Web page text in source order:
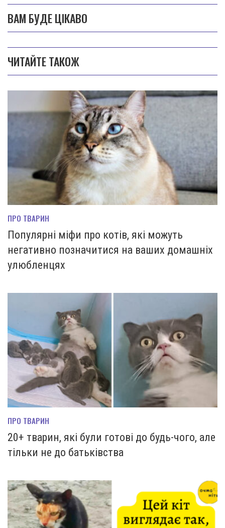
ВАМ БУДЕ ЦІКАВО
ЧИТАЙТЕ ТАКОЖ
ПРО ТВАРИН
Популярні міфи про котів, які можуть
негативно позначитися на ваших домашніх
улюбленцях
ПРО ТВАРИН
20+ тварин, які були готові до будь-чого, але
тільки не до батьківства